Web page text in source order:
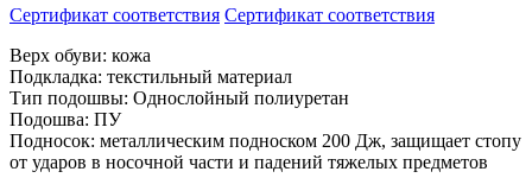
Сертификат соответствия Сертификат соответствия
Верх обуви: кожа
Подкладка: текстильный материал
Тип подошвы: Однослойный полиуретан
Подошва: ПУ
Подносок: металлическим подноском 200 Дж, защищает стопу
от ударов в носочной части и падений тяжелых предметов